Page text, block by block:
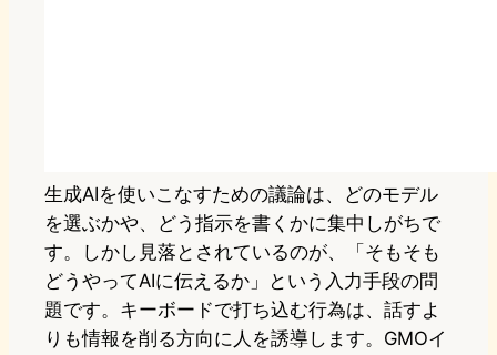
生成AIを使いこなすための議論は、どのモデル
を選ぶかや、どう指示を書くかに集中しがちで
す。しかし見落とされているのが、「そもそも
どうやってAIに伝えるか」という入力手段の問
題です。キーボードで打ち込む行為は、話すよ
りも情報を削る方向に人を誘導します。GMOイ